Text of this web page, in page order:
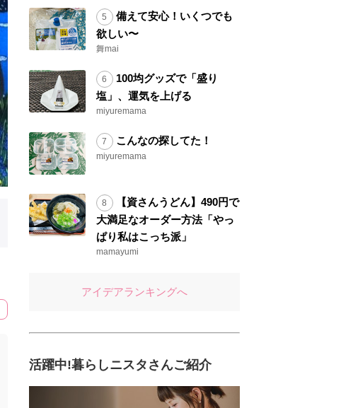
備えて安心！いくつでも
欲しい〜
舞mai
100均グッズで「盛り
塩」、運気を上げる
miyuremama
こんなの探してた！
miyuremama
【資さんうどん】490円で
大満足なオーダー方法「やっ
ぱり私はこっち派」
mamayumi
アイデアランキングへ
活躍中!暮らしニスタさんご紹介